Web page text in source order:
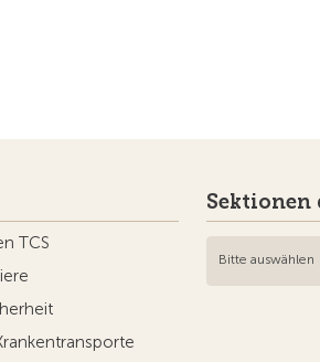
TCS
Sektionen
Bitte auswählen